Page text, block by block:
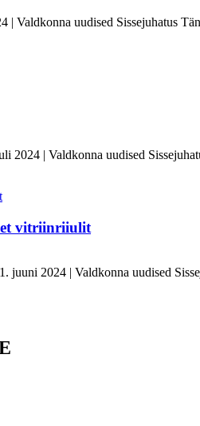
| Valdkonna uudised Sissejuhatus
2024 | Valdkonna uudised
vitriinriiulit
2024 | Valdkonna uudised